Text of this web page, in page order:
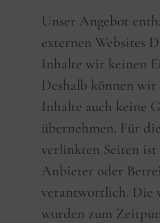
Unser Angebot
externen Websites
Inhalte wir keinen
Deshalb können
Inhalte auch keine
übernehmen. Für
verlinkten Seiten ist
Anbieter oder
verantwortlich. Die
wurden zum